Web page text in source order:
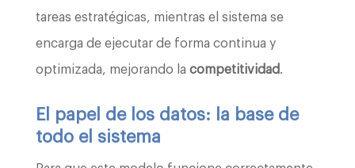
tareas estratégicas, mientras el sistema se
encarga de ejecutar de forma continua y
optimizada, mejorando la competitividad.
El papel de los datos: la base de
todo el sistema